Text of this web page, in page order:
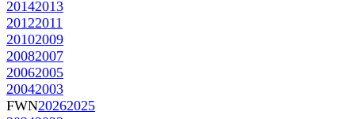
20142013
20122011
20102009
20082007
20062005
20042003
FWN20262025